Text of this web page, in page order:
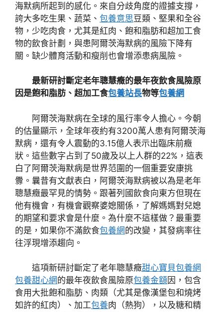
海默病所起到的感化。來自分歧角度的證據支撐，
誇大多吃生果、蔬菜、 包養意思豆類、堅果和全谷
物，少吃肉食，尤其是紅肉、飽和脂肪和超加工食
物的飲食計劃，與患阿爾茨海默病的風險下降有
關。缺少體育活動和瘦削也會增添患病風險。
最新研討斷定老年聰慧癥的最年夜飲食風險原
因是飽和脂肪、超加工食包養站長物等包養網
阿爾茨海默病在全球的風行率令人擔心。今朝
的估量顯示，全球年夜約有3200萬人患有阿爾茨海
默病，還有令人震動的3.15億人表示出臨床前癥
狀。這些數字占到了50歲及以上人群的22%，這表
白了阿爾茨海默病是世界范圍的一個重要安康挑
釁。曩昔有文獻表白，阿爾茨海默病被以為是老年
聰慧癥最罕見的情勢。跟著列國飲食向東方但現在
他有機會，有機會觀察婆媳關係，了解媽媽對兒媳
的期望和要求會是什麼。為什麼不這樣做？最重要
的是，如果你不滿飲食包養網的改變，其發病率往
往浮現增添趨向。
這項新研討斷定了老年聰慧癥甜心寶貝包養網
包養甜心網的最年夜飲食風險原包養金額 因，包含
食用大批飽和脂肪、肉類（尤其是像漢堡包和燒烤
如許的紅肉）、加工包養肉（熱狗），以及糖和精